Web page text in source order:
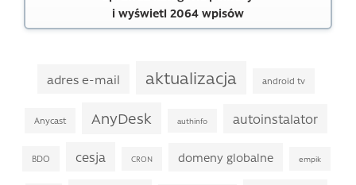
i wyświetl 2064 wpisów
adres e-mail aktualizacja android tv
Anycast AnyDesk authinfo autoinstalator
BDO cesja CRON domeny globalne empik